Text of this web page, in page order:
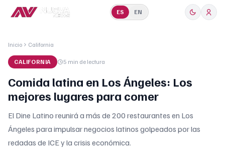
ES EN
Inicio California
CALIFORNIA 5 min de lectura
Comida latina en Los Ángeles: Los
mejores lugares para comer
El Dine Latino reunirá a más de 200 restaurantes en Los
Ángeles para impulsar negocios latinos golpeados por las
redadas de ICE y la crisis económica.